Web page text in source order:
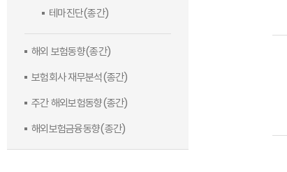
테마진단(종간)
해외 보험동향(종간)
보험회사 재무분석(종간)
주간 해외보험동향(종간)
해외보험금융동향(종간)